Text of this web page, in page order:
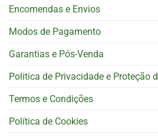
Encomendas e Envios
Modos de Pagamento
Garantias e Pós-Venda
Politica de Privacidade e Proteção
Termos e Condições
Política de Cookies